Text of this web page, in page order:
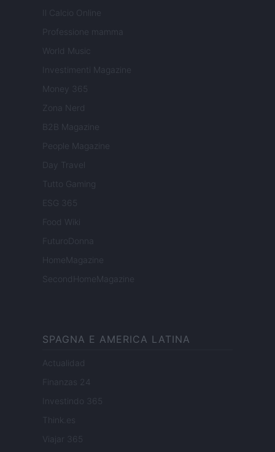
Il Calcio Online
Professione mamma
World Music
Investimenti Magazine
Money 365
Zona Nerd
B2B Magazine
People Magazine
Day Travel
Tutto Gaming
ESG 365
Food Wiki
FuturoDonna
HomeMagazine
SecondHomeMagazine
SPAGNA E AMERICA LATINA
Actualidad
Finanzas 24
Investindo 365
Think.es
Viajar 365